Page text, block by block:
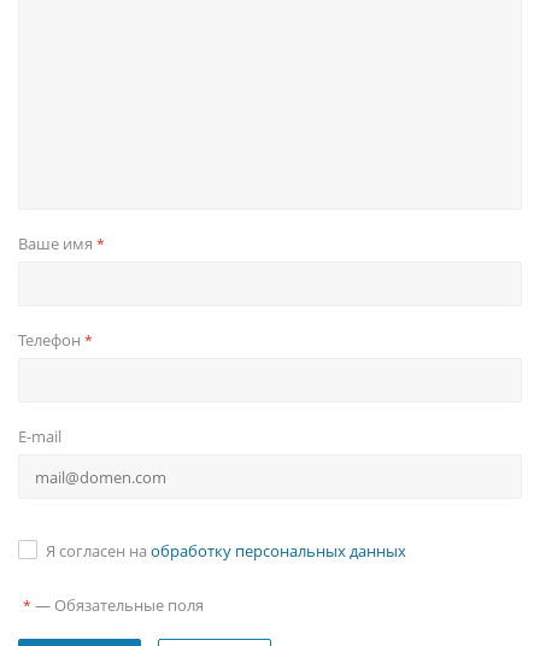
Ваше имя *
Телефон *
E-mail
Я согласен на обработку персональных данных
* — Обязательные поля